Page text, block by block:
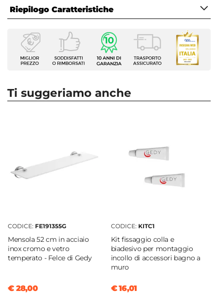
standard elevato ed un rapporto qualità-prezzo
senza paragoni.
Riepilogo Caratteristiche
Caratteristiche
Tipologia
Portasalviette
Serie
Acciaio INOX|Cromall
Colore
Larghezza
64,6 cm
Profondità
Sistema Di Fissaggio
Ti suggeriamo anche
CODICE: FE191355G
Mensola 52 cm in acciaio
inox cromo e vetro
temperato - Felce di Gedy
€ 28,00
CODICE: KITC1
Kit fissaggio colla e
biadesivo per montaggio
incollo di accessori bagno a
muro
€ 16,01